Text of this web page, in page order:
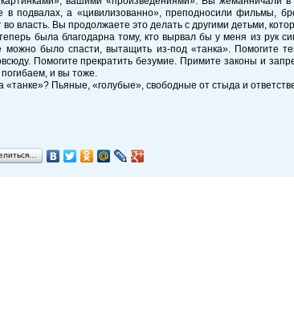
в подвалах, а «цивилизованно», преподносили фильмы,
власть. Вы продолжаете это делать с другими детьми,
была благодарна тому, кто вырвал бы у меня из рук
было спасти, вытащить из-под «танка». Помогите
Помогите прекратить безумие. Примите законы и
и вы тоже.
«танке»? Пьяные, «голубые», свободные от стыда и